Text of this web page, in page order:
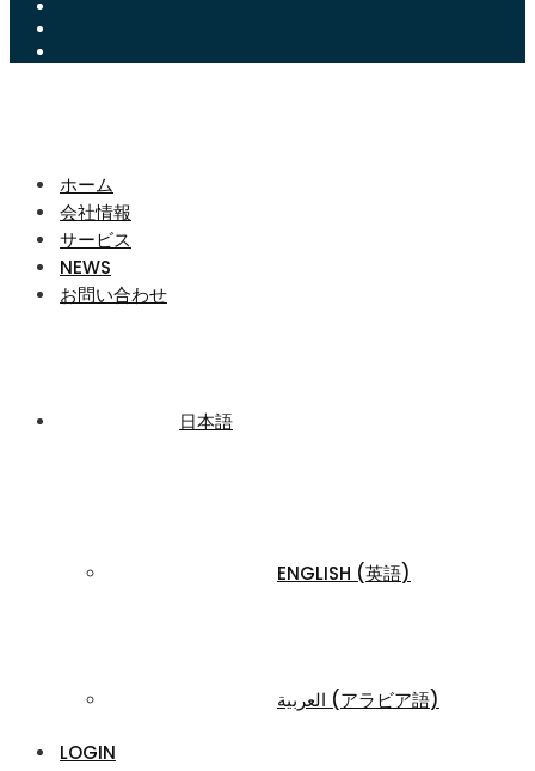
ホーム
会社情報
サービス
NEWS
お問い合わせ
日本語
ENGLISH (英語)
العربية (アラビア語)
LOGIN